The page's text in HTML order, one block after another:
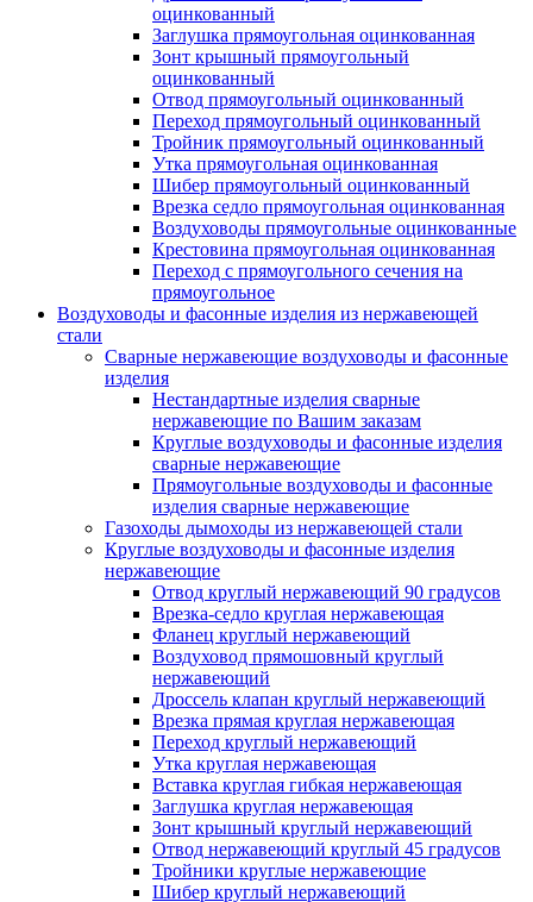
оцинкованный
Заглушка прямоугольная оцинкованная
Зонт крышный прямоугольный
оцинкованный
Отвод прямоугольный оцинкованный
Переход прямоугольный оцинкованный
Тройник прямоугольный оцинкованный
Утка прямоугольная оцинкованная
Шибер прямоугольный оцинкованный
Врезка седло прямоугольная оцинкованная
Воздуховоды прямоугольные оцинкованные
Крестовина прямоугольная оцинкованная
Переход с прямоугольного сечения на
прямоугольное
Воздуховоды и фасонные изделия из нержавеющей
стали
Сварные нержавеющие воздуховоды и фасонные
изделия
Нестандартные изделия сварные
нержавеющие по Вашим заказам
Круглые воздуховоды и фасонные изделия
сварные нержавеющие
Прямоугольные воздуховоды и фасонные
изделия сварные нержавеющие
Газоходы дымоходы из нержавеющей стали
Круглые воздуховоды и фасонные изделия
нержавеющие
Отвод круглый нержавеющий 90 градусов
Врезка-седло круглая нержавеющая
Фланец круглый нержавеющий
Воздуховод прямошовный круглый
нержавеющий
Дроссель клапан круглый нержавеющий
Врезка прямая круглая нержавеющая
Переход круглый нержавеющий
Утка круглая нержавеющая
Вставка круглая гибкая нержавеющая
Заглушка круглая нержавеющая
Зонт крышный круглый нержавеющий
Отвод нержавеющий круглый 45 градусов
Тройники круглые нержавеющие
Шибер круглый нержавеющий